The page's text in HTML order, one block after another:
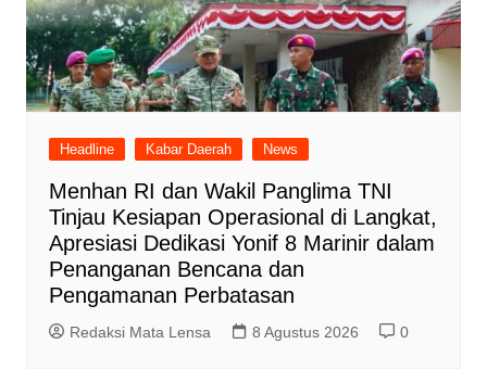
Headline Kabar Daerah News
Menhan RI dan Wakil Panglima TNI
Tinjau Kesiapan Operasional di Langkat,
Apresiasi Dedikasi Yonif 8 Marinir dalam
Penanganan Bencana dan
Pengamanan Perbatasan
Redaksi Mata Lensa 8 Agustus 2026 0